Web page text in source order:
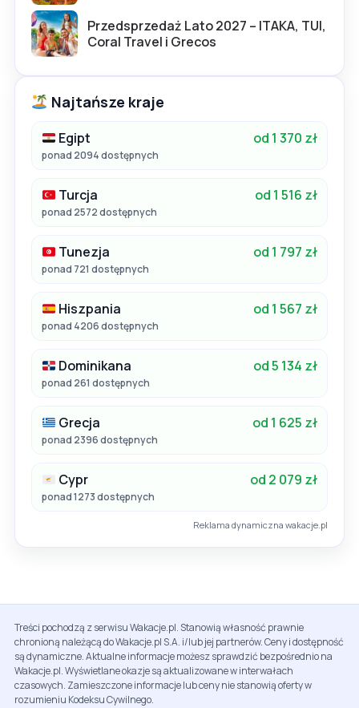
Przedsprzedaż Lato 2027 – ITAKA, TUI,
Coral Travel i Grecos
Najtańsze kraje
Egipt od 1 370 zł
ponad 2094 dostępnych
Turcja od 1 516 zł
ponad 2572 dostępnych
Tunezja od 1 797 zł
ponad 721 dostępnych
Hiszpania od 1 567 zł
ponad 4206 dostępnych
Dominikana od 5 134 zł
ponad 261 dostępnych
Grecja od 1 625 zł
ponad 2396 dostępnych
Cypr od 2 079 zł
ponad 1273 dostępnych
Reklama dynamiczna wakacje.pl
Treści pochodzą z serwisu Wakacje.pl. Stanowią własność prawnie
chronioną należącą do Wakacje.pl S.A. i/lub jej partnerów. Ceny i dostępność
są dynamiczne. Aktualne informacje możesz sprawdzić bezpośrednio na
Wakacje.pl. Wyświetlane okazje są aktualizowane w interwałach
czasowych. Zamieszczone informacje lub ceny nie stanowią oferty w
rozumieniu Kodeksu Cywilnego.